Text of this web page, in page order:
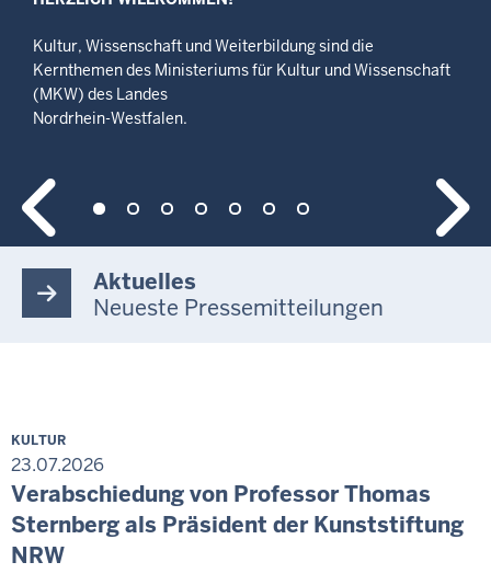
Kultur, Wissenschaft und Weiterbildung sind die
Kernthemen des Ministeriums für Kultur und Wissenschaft
(MKW) des Landes
Nordrhein-Westfalen.
Aktuelles
Neueste Pressemitteilungen
KULTUR
23.07.2026
Verabschiedung von Professor Thomas
Sternberg als Präsident der Kunststiftung
NRW